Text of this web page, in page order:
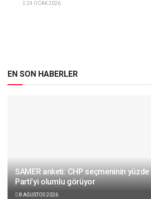
24 OCAK 2026
EN SON HABERLER
SAMER anketi: CHP seçmeninin yüzde
Parti’yi olumlu görüyor
8 AĞUSTOS 2026